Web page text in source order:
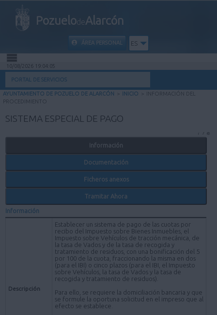
PozuelodeAlarcón
ÁREA PERSONAL ES
INICIO
INFORMACIÓN PÚBLICA
MI CARPETA
INFORMACIÓN MUNICIPAL
AYUDA
10/08/2026 19:04:05
PORTAL DE SERVICIOS
AYUNTAMIENTO DE POZUELO DE ALARCÓN > INICIO > INFORMACIÓN DEL
PROCEDIMIENTO
SISTEMA ESPECIAL DE PAGO
Información
Documentación
Ficheros anexos
Tramitar Ahora
Información
Descripción
Establecer un sistema de pago de las cuotas por
recibo del Impuesto sobre Bienes Inmuebles, el
Impuesto sobre Vehículos de tracción mecánica, de
la tasa de Vados y de la tasa de recogida y
tratamiento de residuos, con una bonificación del 5
por 100 de la cuota, fraccionando la misma en dos
(para el IBI) o cinco plazos (para el IBI, el Impuesto
sobre Vehículos, la tasa de Vados y la tasa de
recogida y tratamiento de residuos).
Para ello, se requiere la domiciliación bancaria y que
se formule la oportuna solicitud en el impreso que al
efecto se establece.